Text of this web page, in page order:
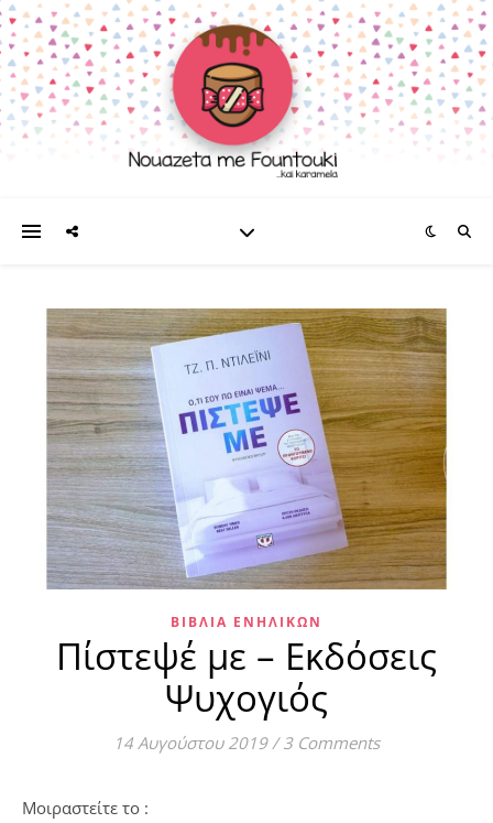
ΒΙΒΛΊΑ ΕΝΗΛΊΚΩΝ
Πίστεψέ με – Εκδόσεις
Ψυχογιός
14 Αυγούστου 2019 / 3 Comments
Μοιραστείτε το :